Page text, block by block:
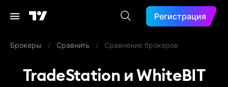
Регистрация
Брокеры / Сравнить / Сравнение брокеров
TradeStation и WhiteBIT